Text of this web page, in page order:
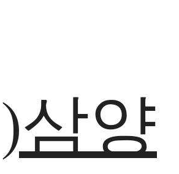
삼양